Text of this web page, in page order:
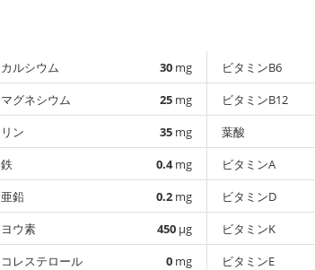
カルシウム 30 mg
マグネシウム
25 mg
リン
35 mg
鉄
0.4mg
亜鉛
0.2 mg
ヨウ素
450 µg
コレステロール
0 mg
ビタミンB6
ビタミンB12
葉酸
ビタミンA
ビタミンD
ビタミンK
ビタミンE